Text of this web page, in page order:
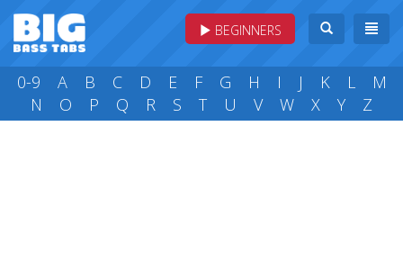
BEGINNERS
0-9 A B C D E F G H I J K L
M
N
O P Q R S T U V W X Y Z